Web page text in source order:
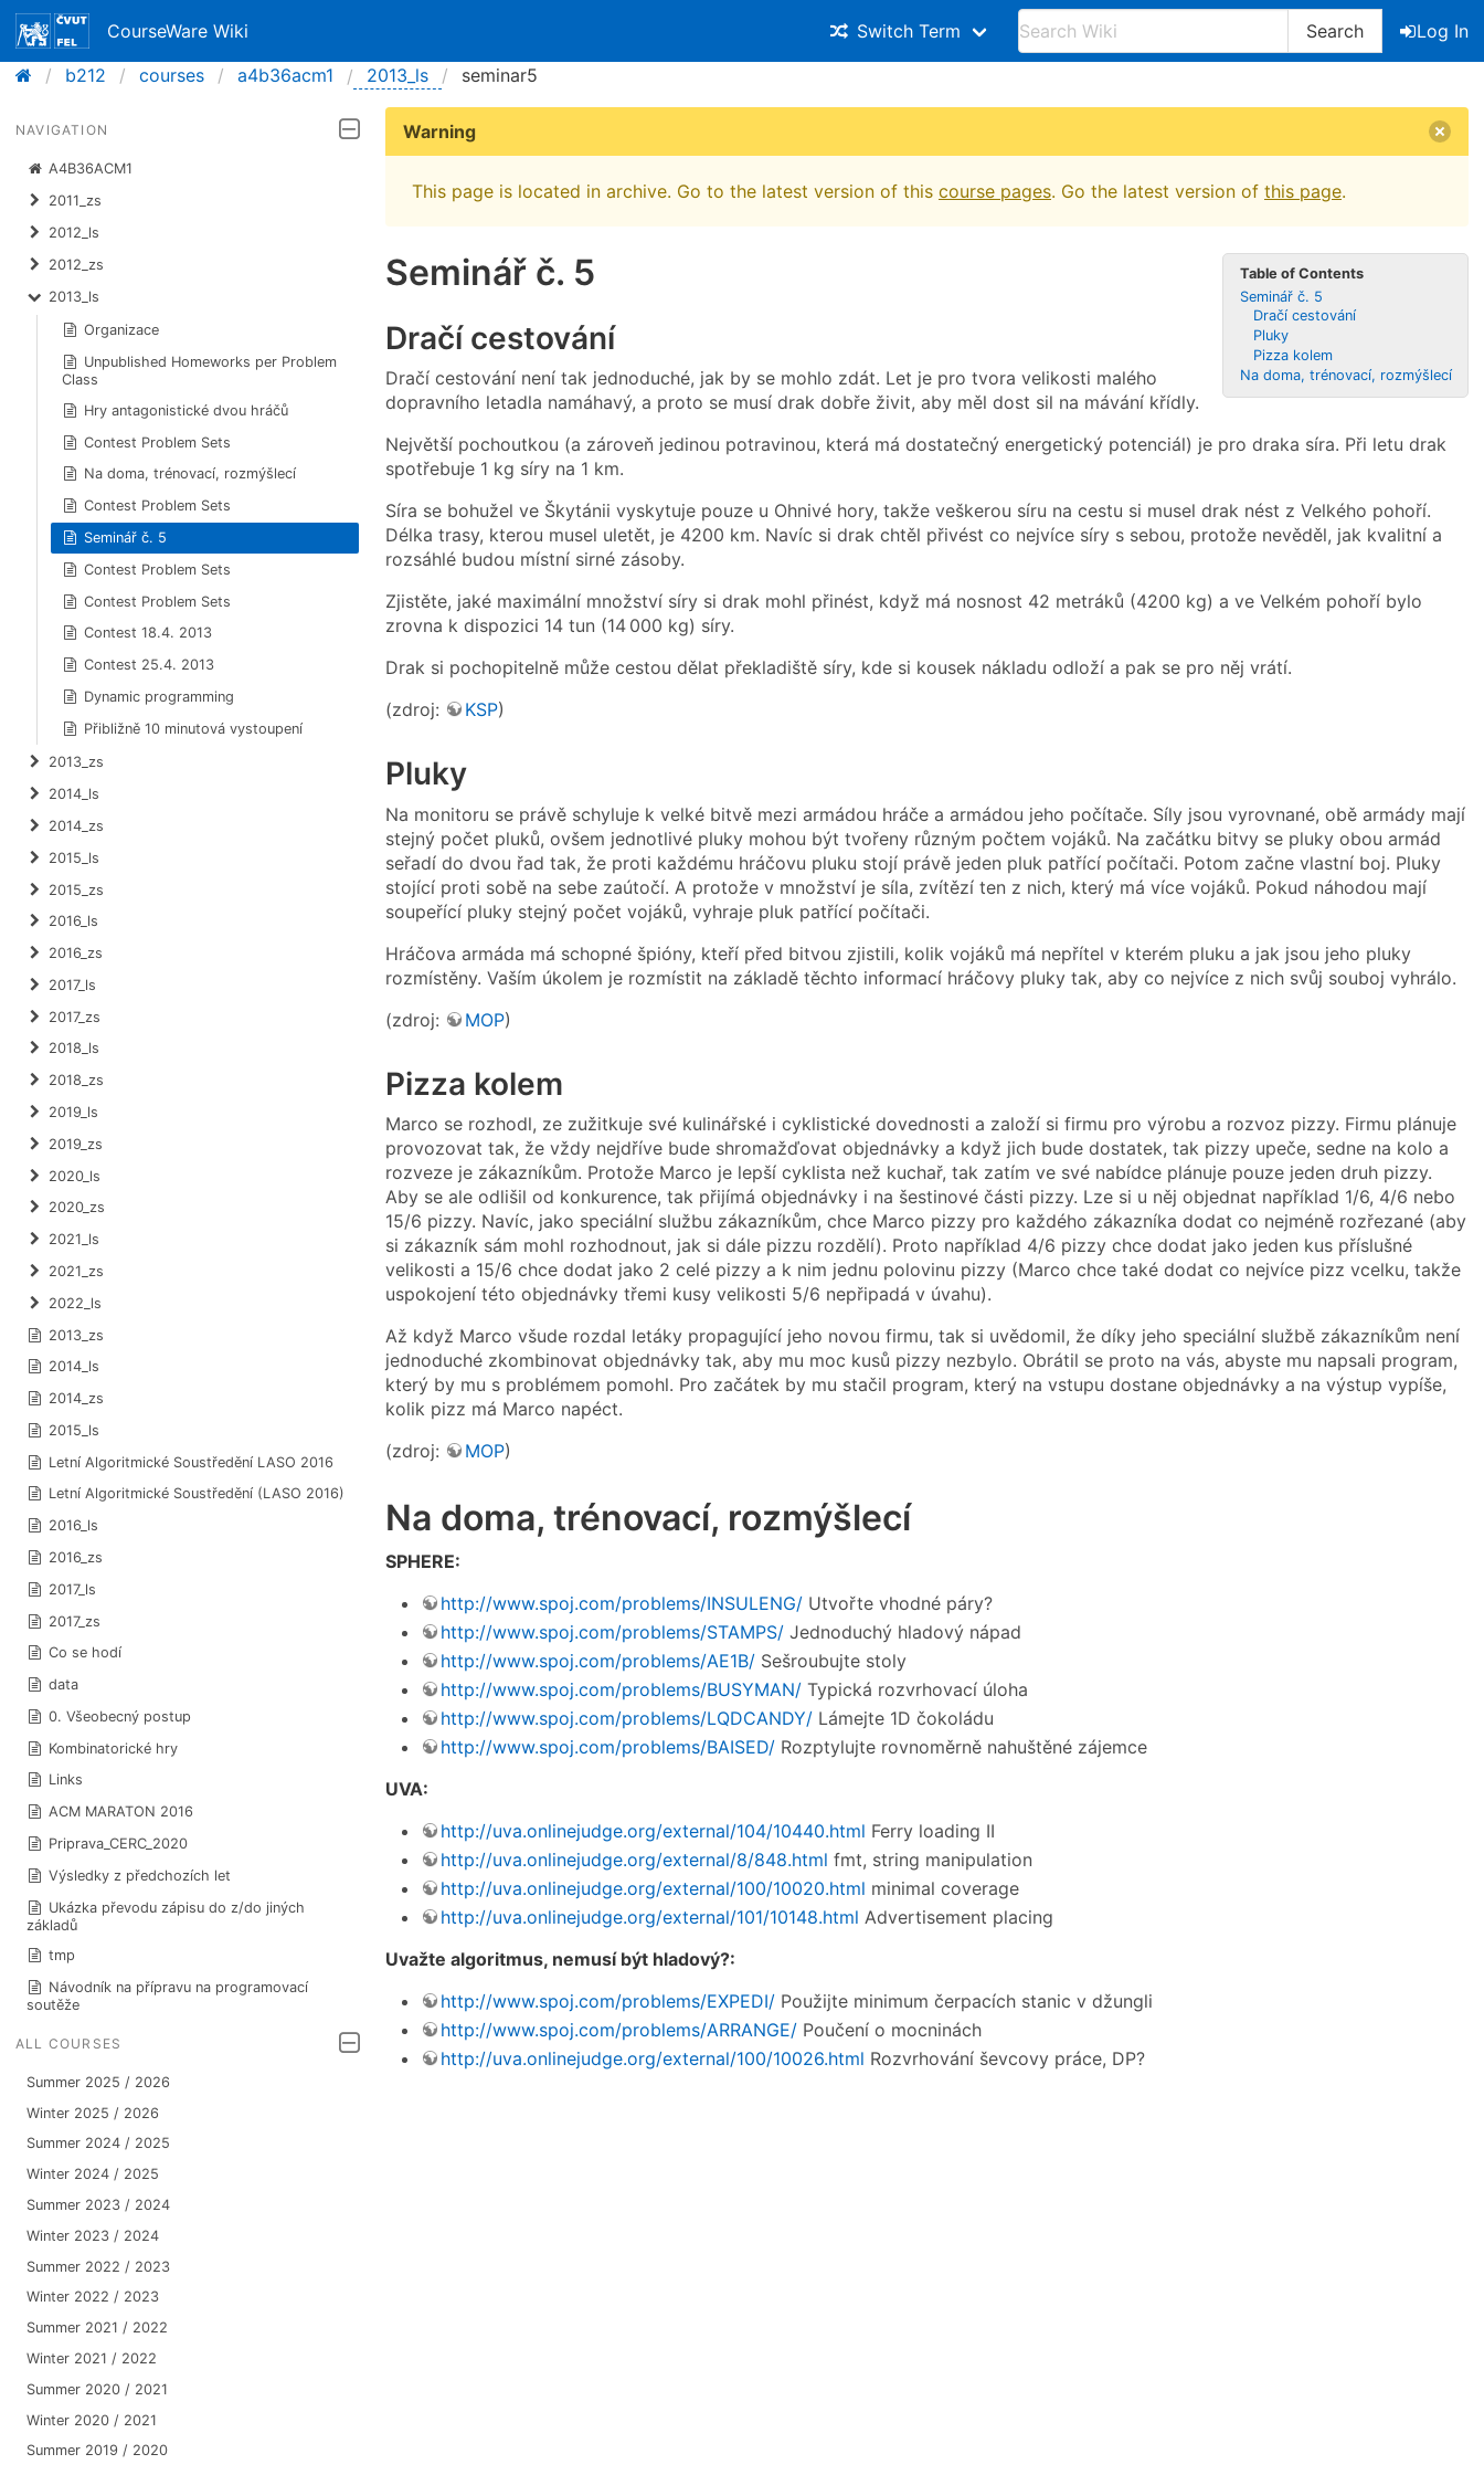
CourseWare Wiki Switch Term Search
Log In
b212
courses a4b36acm1 2013_ls seminar5
NAVIGATION
A4B36ACM1
2011_zs
2012_ls
2012_zs
2013_ls
Organizace
Unpublished Homeworks per Problem
Class
Hry antagonistické dvou hráčů
Contest Problem Sets
Na doma, trénovací, rozmýšlecí
Contest Problem Sets
Seminář č. 5
Contest Problem Sets
Contest Problem Sets
Contest 18.4. 2013
Contest 25.4. 2013
Dynamic programming
Přibližně 10 minutová vystoupení
2013_zs
2014_ls
2014_zs
2015_ls
2015_zs
2016_ls
2016_zs
2017_ls
2017_zs
2018_ls
2018_zs
2019_ls
2019_zs
2020_ls
2020_zs
2021_ls
2021_zs
2022_ls
2013_zs
2014_ls
2014_zs
2015_ls
Letní Algoritmické Soustředění LASO 2016
Letní Algoritmické Soustředění (LASO 2016)
2016_ls
2016_zs
2017_ls
2017_zs
Co se hodí
data
0. Všeobecný postup
Kombinatorické hry
Links
ACM MARATON 2016
Priprava_CERC_2020
Výsledky z předchozích let
Ukázka převodu zápisu do z/do jiných
základů
tmp
Návodník na přípravu na programovací
soutěže
ALL COURSES
Summer 2025 / 2026
Winter 2025 / 2026
Summer 2024 / 2025
Winter 2024 / 2025
Summer 2023 / 2024
Winter 2023 / 2024
Summer 2022 / 2023
Winter 2022 / 2023
Summer 2021 / 2022
Winter 2021 / 2022
Summer 2020 / 2021
Winter 2020 / 2021
Summer 2019 / 2020
Warning
This page is located in archive. Go to the latest version of this course pages. Go the latest version of this page.
Table of Contents
Seminář č. 5
Dračí cestování
Pluky
Pizza kolem
Na doma, trénovací, rozmýšlecí
Seminář č. 5
Dračí cestování
Dračí cestování není tak jednoduché, jak by se mohlo zdát. Let je pro tvora velikosti malého
dopravního letadla namáhavý, a proto se musí drak dobře živit, aby měl dost sil na mávání křídly.
Největší pochoutkou (a zároveň jedinou potravinou, která má dostatečný energetický potenciál) je pro draka síra. Při letu drak
spotřebuje 1 kg síry na 1 km.
Síra se bohužel ve Škytánii vyskytuje pouze u Ohnivé hory, takže veškerou síru na cestu si musel drak nést z Velkého pohoří.
Délka trasy, kterou musel uletět, je 4200 km. Navíc si drak chtěl přivést co nejvíce síry s sebou, protože nevěděl, jak kvalitní a
rozsáhlé budou místní sirné zásoby.
Zjistěte, jaké maximální množství síry si drak mohl přinést, když má nosnost 42 metráků (4200 kg) a ve Velkém pohoří bylo
zrovna k dispozici 14 tun (14 000 kg) síry.
Drak si pochopitelně může cestou dělat překladiště síry, kde si kousek nákladu odloží a pak se pro něj vrátí.
(zdroj:
KSP)
Pluky
Na monitoru se právě schyluje k velké bitvě mezi armádou hráče a armádou jeho počítače. Síly jsou vyrovnané, obě armády mají
stejný počet pluků, ovšem jednotlivé pluky mohou být tvořeny různým počtem vojáků. Na začátku bitvy se pluky obou armád
seřadí do dvou řad tak, že proti každému hráčovu pluku stojí právě jeden pluk patřící počítači. Potom začne vlastní boj. Pluky
stojící proti sobě na sebe zaútočí. A protože v množství je síla, zvítězí ten z nich, který má více vojáků. Pokud náhodou mají
soupeřící pluky stejný počet vojáků, vyhraje pluk patřící počítači.
Hráčova armáda má schopné špióny, kteří před bitvou zjistili, kolik vojáků má nepřítel v kterém pluku a jak jsou jeho pluky
rozmístěny. Vaším úkolem je rozmístit na základě těchto informací hráčovy pluky tak, aby co nejvíce z nich svůj souboj vyhrálo.
(zdroj:
MOP)
Pizza kolem
Marco se rozhodl, ze zužitkuje své kulinářské i cyklistické dovednosti a založí si firmu pro výrobu a rozvoz pizzy. Firmu plánuje
provozovat tak, že vždy nejdříve bude shromažďovat objednávky a když jich bude dostatek, tak pizzy upeče, sedne na kolo a
rozveze je zákazníkům. Protože Marco je lepší cyklista než kuchař, tak zatím ve své nabídce plánuje pouze jeden druh pizzy.
Aby se ale odlišil od konkurence, tak přijímá objednávky i na šestinové části pizzy. Lze si u něj objednat například 1/6, 4/6 nebo
15/6 pizzy. Navíc, jako speciální službu zákazníkům, chce Marco pizzy pro každého zákazníka dodat co nejméně rozřezané (aby
si zákazník sám mohl rozhodnout, jak si dále pizzu rozdělí). Proto například 4/6 pizzy chce dodat jako jeden kus příslušné
velikosti a 15/6 chce dodat jako 2 celé pizzy a k nim jednu polovinu pizzy (Marco chce také dodat co nejvíce pizz vcelku, takže
uspokojení této objednávky třemi kusy velikosti 5/6 nepřipadá v úvahu).
Až když Marco všude rozdal letáky propagující jeho novou firmu, tak si uvědomil, že díky jeho speciální službě zákazníkům není
jednoduché zkombinovat objednávky tak, aby mu moc kusů pizzy nezbylo. Obrátil se proto na vás, abyste mu napsali program,
který by mu s problémem pomohl. Pro začátek by mu stačil program, který na vstupu dostane objednávky a na výstup vypíše,
kolik pizz má Marco napéct.
(zdroj:
MOP)
Na doma, trénovací, rozmýšlecí
SPHERE:
http://www.spoj.com/problems/INSULENG/ Utvořte vhodné páry?
http://www.spoj.com/problems/STAMPS/ Jednoduchý hladový nápad
http://www.spoj.com/problems/AE1B/ Sešroubujte stoly
http://www.spoj.com/problems/BUSYMAN/ Typická rozvrhovací úloha
http://www.spoj.com/problems/LQDCANDY/ Lámejte 1D čokoládu
http://www.spoj.com/problems/BAISED/ Rozptylujte rovnoměrně nahuštěné zájemce
UVA:
http://uva.onlinejudge.org/external/104/10440.html Ferry loading II
http://uva.onlinejudge.org/external/8/848.html fmt, string manipulation
http://uva.onlinejudge.org/external/100/10020.html minimal coverage
http://uva.onlinejudge.org/external/101/10148.html Advertisement placing
Uvažte algoritmus, nemusí být hladový?:
http://www.spoj.com/problems/EXPEDI/ Použijte minimum čerpacích stanic v džungli
http://www.spoj.com/problems/ARRANGE/ Poučení o mocninách
http://uva.onlinejudge.org/external/100/10026.html Rozvrhování ševcovy práce, DP?